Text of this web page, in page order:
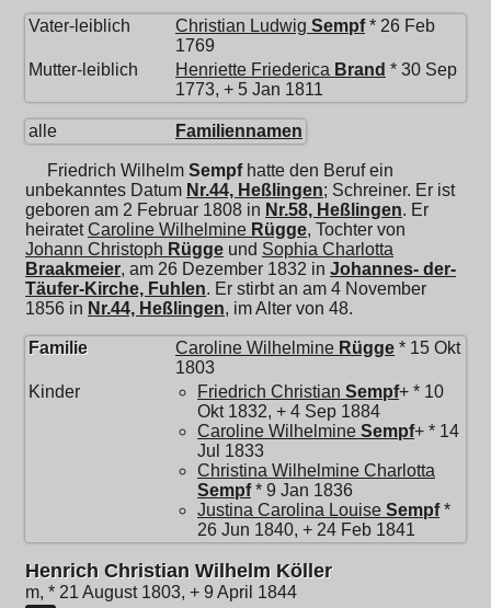
Vater-leiblich Christian Ludwig Sempf* 26 Feb
1769
Mutter-leiblich
Henriette Friederica Brand * 30 Sep
1773, + 5 Jan 1811
alle Familiennamen
Friedrich Wilhelm Sempfhatte den Beruf ein
unbekanntes Datum Nr.44, Heßlingen; Schreiner. Er ist
geboren am 2 Februar 1808 in Nr.58, Heßlingen. Er
heiratetCaroline Wilhelmine Rügge, Tochter von
Johann Christoph Rügge und Sophia Charlotta
Braakmeier, am 26 Dezember 1832 in Johannes- der-
Täufer-Kirche, Fuhlen. Er stirbt an am 4 November
1856 in Nr.44, Heßlingen, im Alter von 48.
Familie Caroline Wilhelmine Rügge * 15 Okt
1803
Kinder
Friedrich Christian Sempf+ * 10
Okt 1832, + 4 Sep 1884
Caroline Wilhelmine Sempf+ * 14
Jul 1833
Christina Wilhelmine Charlotta
Sempf* 9 Jan 1836
Justina Carolina Louise Sempf*
26 Jun 1840, + 24 Feb 1841
Henrich Christian Wilhelm Köller
m, * 21 August 1803, + 9 April 1844